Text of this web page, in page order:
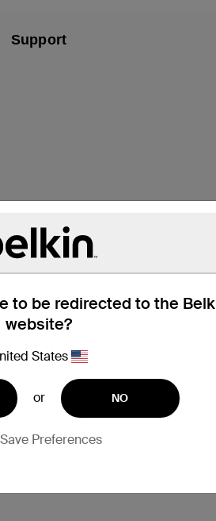
to be redirected to the
website?
States
or NO
Save Preferences
Support